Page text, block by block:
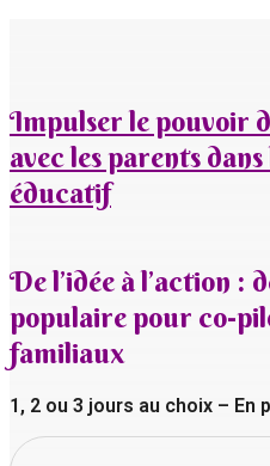
Impulser le pouvoir
avec les parents
éducatif
De l’idée à l’action :
populaire pour co-
familiaux
1, 2 ou 3 jours au choix –